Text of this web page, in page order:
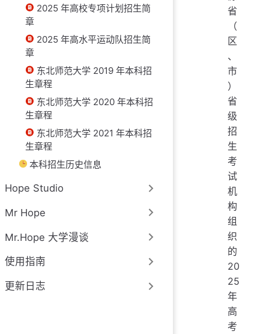
2025 年高校专项计划招生简
章
2025 年高水平运动队招生简
章
东北师范大学 2019 年本科招
生章程
东北师范大学 2020 年本科招
生章程
东北师范大学 2021 年本科招
生章程
本科招生历史信息
Hope Studio
Mr Hope
Mr.Hope 大学漫谈
使用指南
更新日志
省
（
区
、
市
）
省
级
招
生
考
试
机
构
组
织
的
20
25
年
高
考